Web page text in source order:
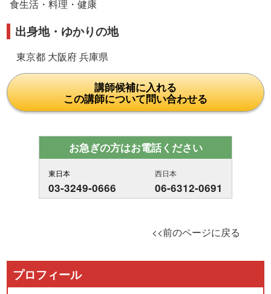
食生活・料理・健康
出身地・ゆかりの地
東京都 大阪府 兵庫県
講師候補に入れる
この講師について問い合わせる
お急ぎの方はお電話ください
東日本
03-3249-0666
西日本
06-6312-0691
<<前のページに戻る
プロフィール